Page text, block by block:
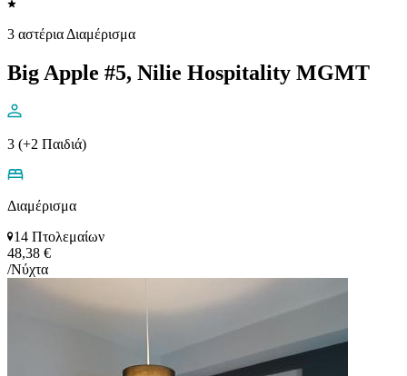
3 αστέρια Διαμέρισμα
Big Apple #5, Nilie Hospitality MGMT
3 (+2 Παιδιά)
Διαμέρισμα
14 Πτολεμαίων
48,38 €
/Νύχτα